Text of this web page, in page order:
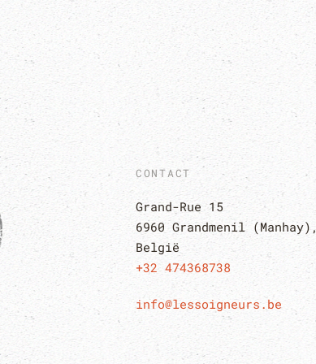
CONTACT
Grand-Rue 15
6960 Grandmenil (Manhay),
België
+32 474368738
info@lessoigneurs.be